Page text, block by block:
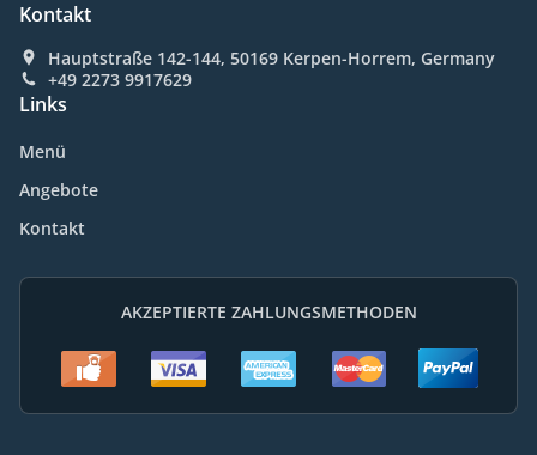
Kontakt
Hauptstraße 142-144, 50169 Kerpen-Horrem, Germany
+49 2273 9917629
Links
Menü
Angebote
Kontakt
AKZEPTIERTE ZAHLUNGSMETHODEN